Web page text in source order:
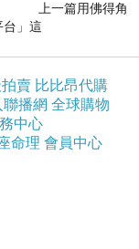
上一篇用佛得角
台」這
賣 比比昂代購
聯播網 全球購物
中心
命理 會員中心